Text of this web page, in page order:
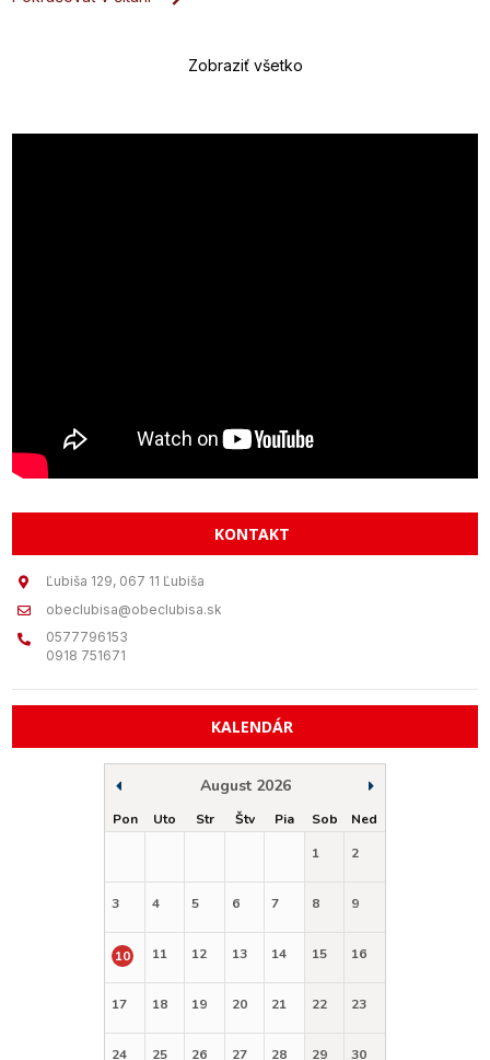
Zobraziť všetko
KONTAKT
Ľubiša 129, 067 11 Ľubiša
obeclubisa@obeclubisa.sk
0577796153
0918 751671
KALENDÁR
August 2026
Pon Uto Str Štv Pia Sob
Ned
1
2
3 4 5 6 7 8 9
10 11 12 13 14 15 16
17 18 19 20 21 22 23
24 25 26 27 28 29 30